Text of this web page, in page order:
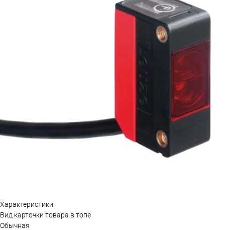
Характеристики:
Вид карточки товара в топе
Обычная